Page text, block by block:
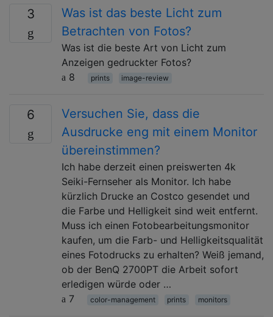
3
Was ist das beste Licht zum
Betrachten von Fotos?
Was ist die beste Art von Licht zum
Anzeigen gedruckter Fotos?
8
prints image-review
6
Versuchen Sie, dass die
Ausdrucke eng mit einem Monitor
übereinstimmen?
Ich habe derzeit einen preiswerten 4k
Seiki-Fernseher als Monitor. Ich habe
kürzlich Drucke an Costco gesendet und
die Farbe und Helligkeit sind weit entfernt.
Muss ich einen Fotobearbeitungsmonitor
kaufen, um die Farb- und Helligkeitsqualität
eines Fotodrucks zu erhalten? Weiß jemand,
ob der BenQ 2700PT die Arbeit sofort
erledigen würde oder …
7
color-management prints monitors